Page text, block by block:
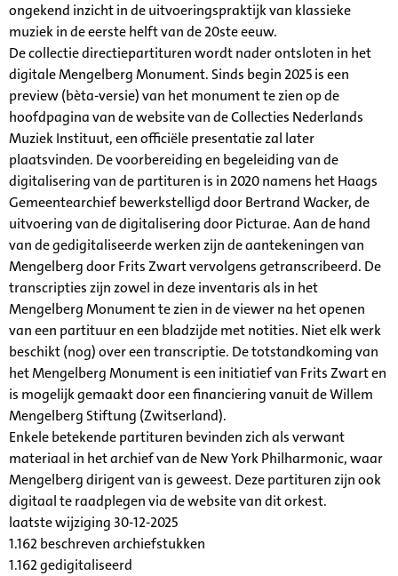
ongekend inzicht in de uitvoeringspraktijk van klassieke
muziek in de eerste helft van de 20ste eeuw.
De collectie directiepartituren wordt nader ontsloten in het
digitale Mengelberg Monument. Sinds begin 2025 is een
preview (bèta-versie) van het monument te zien op de
hoofdpagina van de website van de Collecties Nederlands
Muziek Instituut, een officiële presentatie zal later
plaatsvinden. De voorbereiding en begeleiding van de
digitalisering van de partituren is in 2020 namens het Haags
Gemeentearchief bewerkstelligd door Bertrand Wacker, de
uitvoering van de digitalisering door Picturae. Aan de hand
van de gedigitaliseerde werken zijn de aantekeningen van
Mengelberg door Frits Zwart vervolgens getranscribeerd. De
transcripties zijn zowel in deze inventaris als in het
Mengelberg Monument te zien in de viewer na het openen
van een partituur en een bladzijde met notities. Niet elk werk
beschikt (nog) over een transcriptie. De totstandkoming van
het Mengelberg Monument is een initiatief van Frits Zwart en
is mogelijk gemaakt door een financiering vanuit de Willem
Mengelberg Stiftung (Zwitserland).
Enkele betekende partituren bevinden zich als verwant
materiaal in het archief van de New York Philharmonic, waar
Mengelberg dirigent van is geweest. Deze partituren zijn ook
digitaal te raadplegen via de website van dit orkest.
laatste wijziging 30-12-2025
1.162 beschreven archiefstukken
1.162 gedigitaliseerd